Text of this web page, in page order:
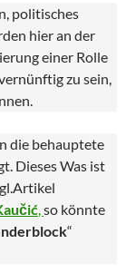
politisches
hier an der
einer Rolle
zu sein,
die behauptete
Dieses Was ist
,so könnte
“